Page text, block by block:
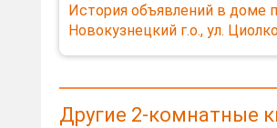
История объявлений в доме
Новокузнецкий г.о., ул.
Другие 2-комнатные